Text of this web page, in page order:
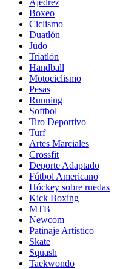
Ajedrez
Boxeo
Ciclismo
Duatlón
Judo
Triatlón
Handball
Motociclismo
Pesas
Running
Softbol
Tiro Deportivo
Turf
Artes Marciales
Crossfit
Deporte Adaptado
Fútbol Americano
Hóckey sobre ruedas
Kick Boxing
MTB
Newcom
Patinaje Artístico
Skate
Squash
Taekwondo